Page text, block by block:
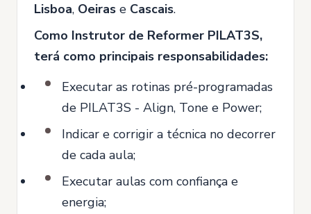
Lisboa, Oeiras e Cascais.
Como Instrutor de Reformer PILAT3S,
terá como principais responsabilidades:
Executar as rotinas pré-programadas
de PILAT3S - Align, Tone e Power;
Indicar e corrigir a técnica no decorrer
de cada aula;
Executar aulas com confiança e
energia;